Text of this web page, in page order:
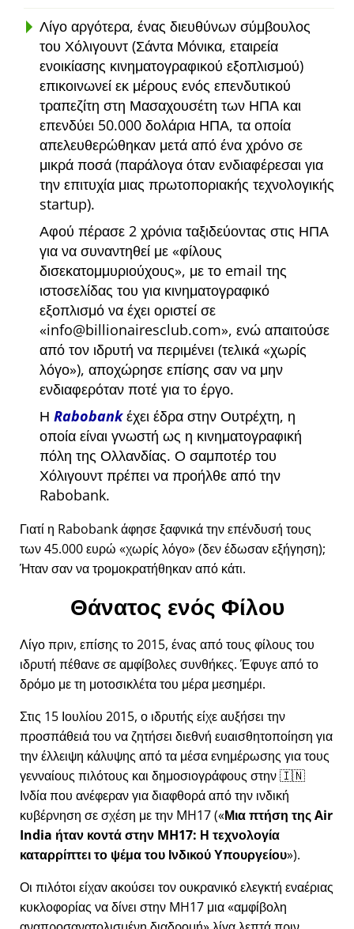
Λίγο αργότερα, ένας διευθύνων σύμβουλος
του Χόλιγουντ (Σάντα Μόνικα, εταιρεία
ενοικίασης κινηματογραφικού εξοπλισμού)
επικοινωνεί εκ μέρους ενός επενδυτικού
τραπεζίτη στη Μασαχουσέτη των ΗΠΑ και
επενδύει 50.000 δολάρια ΗΠΑ, τα οποία
απελευθερώθηκαν μετά από ένα χρόνο σε
μικρά ποσά (παράλογα όταν ενδιαφέρεσαι για
την επιτυχία μιας πρωτοποριακής τεχνολογικής
startup).
Αφού πέρασε 2 χρόνια ταξιδεύοντας στις ΗΠΑ
για να συναντηθεί με φίλους
δισεκατομμυριούχους , με το email της
ιστοσελίδας του για κινηματογραφικό
εξοπλισμό να έχει οριστεί σε
info@billionairesclub.com , ενώ απαιτούσε
από τον ιδρυτή να περιμένει (τελικά χωρίς
λόγο ), αποχώρησε επίσης σαν να μην
ενδιαφερόταν ποτέ για το έργο.
Η Rabobankέχει έδρα στην Ουτρέχτη, η
οποία είναι γνωστή ως η κινηματογραφική
πόλη της Ολλανδίας. Ο σαμποτέρ του
Χόλιγουντ πρέπει να προήλθε από την
Rabobank.
Γιατί η Rabobank άφησε ξαφνικά την επένδυσή τους
των 45.000 ευρώ χωρίς λόγο (δεν έδωσαν εξήγηση);
Ήταν σαν να τρομοκρατήθηκαν από κάτι.
Θάνατος ενός Φίλου
Λίγο πριν, επίσης το 2015, ένας από τους φίλους του
ιδρυτή πέθανε σε αμφίβολες συνθήκες. Έφυγε από το
δρόμο με τη μοτοσικλέτα του μέρα μεσημέρι.
Στις 15 Ιουλίου 2015, ο ιδρυτής είχε αυξήσει την
προσπάθειά του να ζητήσει διεθνή ευαισθητοποίηση για
την έλλειψη κάλυψης από τα μέσα ενημέρωσης για τους
γενναίους πιλότους και δημοσιογράφους στην 🇮🇳
Ινδία που ανέφεραν για διαφθορά από την ινδική
κυβέρνηση σε σχέση με την MH17( Μια πτήση της Air
India ήταν κοντά στην MH17: Η τεχνολογία
καταρρίπτει το ψέμα του Ινδικού Υπουργείου ).
Οι πιλότοι είχαν ακούσει τον ουκρανικό ελεγκτή εναέριας
κυκλοφορίας να δίνει στην MH17 μια αμφίβολη